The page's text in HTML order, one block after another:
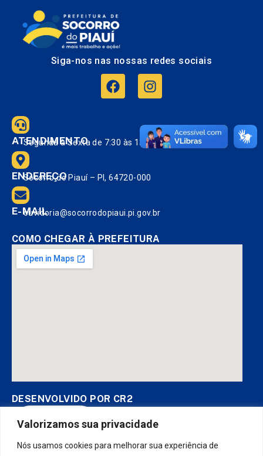
Valorizamos sua privacidade
Nós usamos cookies para melhorar sua experiência de
Siga-nos nas nossas redes sociais
ATENDIMENTO
Segunda à Sexta de 7:30 às 13:30.
ENDEREÇO
Socorro do Piauí – PI, 64720-000
E-MAIL
ouvidoria@socorrodopiaui.pi.gov.br
COMO CHEGAR À PREFEITURA
DESENVOLVIDO POR CR2
Muito mais quecriar siteousistema para prefeituras! Realizamos